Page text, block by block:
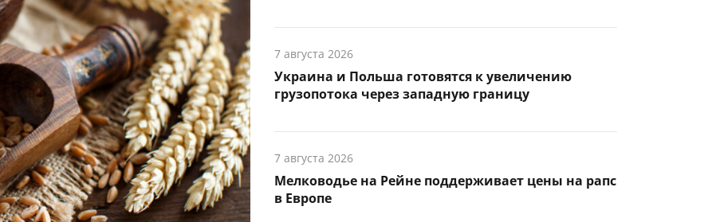
7 августа 2026
Украина и Польша готовятся к увеличению
грузопотока через западную границу
7 августа 2026
Мелководье на Рейне поддерживает цены на рапс
в Европе